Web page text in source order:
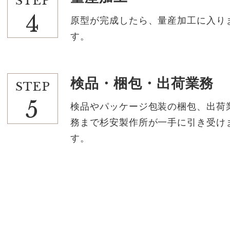
4
原型が完成したら、量産加工に入り
す。
STEP
5
検品・梱包・出荷業務
検品やパッケージ包装の梱包、出荷
務まで杉安製作所が一手に引き受け
す。